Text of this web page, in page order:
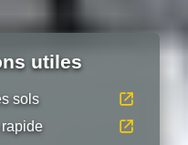
utiles
sols